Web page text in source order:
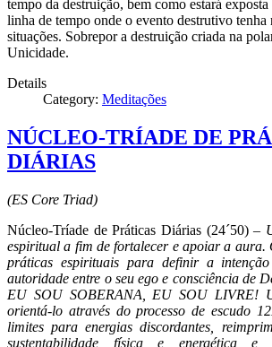
tempo da destruição, bem como estará exposta
linha de tempo onde o evento destrutivo tenha
situações. Sobrepor a destruição criada na
Unicidade.
Details
Category: Meditações
NÚCLEO-TRÍADE DE
DIÁRIAS
(ES Core Triad)
Núcleo-Tríade de Práticas Diárias (24´50) –
espiritual a fim de fortalecer e apoiar a aura.
práticas espirituais para definir a
autoridade entre o seu ego e consciência de
EU SOU SOBERANA, EU SOU LIVRE!
orientá-lo através do processo de escudo
limites para energias discordantes,
sustentabilidade física e energética